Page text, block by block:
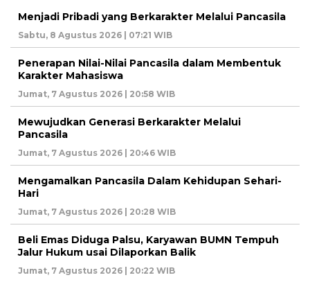
Menjadi Pribadi yang Berkarakter Melalui Pancasila
Sabtu, 8 Agustus 2026 | 07:21 WIB
Penerapan Nilai-Nilai Pancasila dalam Membentuk
Karakter Mahasiswa
Jumat, 7 Agustus 2026 | 20:58 WIB
Mewujudkan Generasi Berkarakter Melalui
Pancasila
Jumat, 7 Agustus 2026 | 20:46 WIB
Mengamalkan Pancasila Dalam Kehidupan Sehari-
Hari
Jumat, 7 Agustus 2026 | 20:28 WIB
Beli Emas Diduga Palsu, Karyawan BUMN Tempuh
Jalur Hukum usai Dilaporkan Balik
Jumat, 7 Agustus 2026 | 20:22 WIB